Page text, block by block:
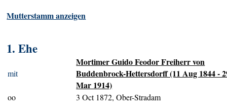
Mutterstamm anzeigen
1. Ehe
mit
Mortimer Guido Feodor Freiherr von
Buddenbrock-Hettersdorff (11 Aug 1844 -
Mar 1914)
oo 3 Oct 1872, Ober-Stradam